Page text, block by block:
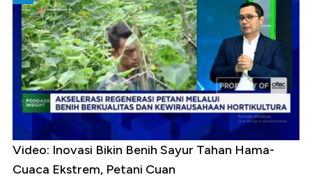
Video: Inovasi Bikin Benih Sayur Tahan Hama-
Cuaca Ekstrem, Petani Cuan